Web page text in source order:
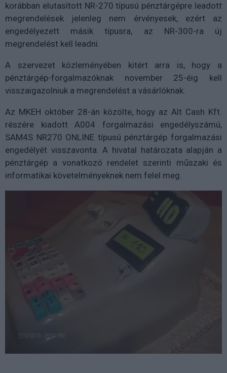
korábban elutasított NR-270 típusú pénztárgépre leadott
megrendelések jelenleg nem érvényesek, ezért az
engedélyezett másik típusra, az NR-300-ra új
megrendelést kell leadni.
A szervezet közleményében kitért arra is, hogy a
pénztárgép-forgalmazóknak november 25-éig kell
visszaigazolniuk a megrendelést a vásárlóknak.
Az MKEH október 28-án közölte, hogy az Alt Cash Kft.
részére kiadott A004 forgalmazási engedélyszámú,
SAM4S NR270 ONLINE típusú pénztárgép forgalmazási
engedélyét visszavonta. A hivatal határozata alapján a
pénztárgép a vonatkozó rendelet szerinti műszaki és
informatikai követelményeknek nem felel meg.